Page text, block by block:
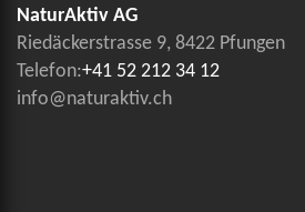
NaturAktiv AG
Riedäckerstrasse 9, 8422 Pfungen
Telefon:+41 52 212 34 12
info@naturaktiv.ch